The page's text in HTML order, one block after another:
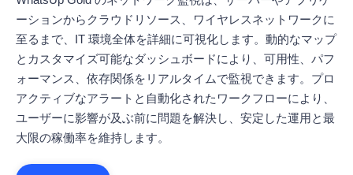
ーションからクラウドリソース、ワイヤレスネットワークに
至るまで、IT 環境全体を詳細に可視化します。動的なマップ
とカスタマイズ可能なダッシュボードにより、可用性、パフ
ォーマンス、依存関係をリアルタイムで監視できます。プロ
アクティブなアラートと自動化されたワークフローにより、
ユーザーに影響が及ぶ前に問題を解決し、安定した運用と最
大限の稼働率を維持します。